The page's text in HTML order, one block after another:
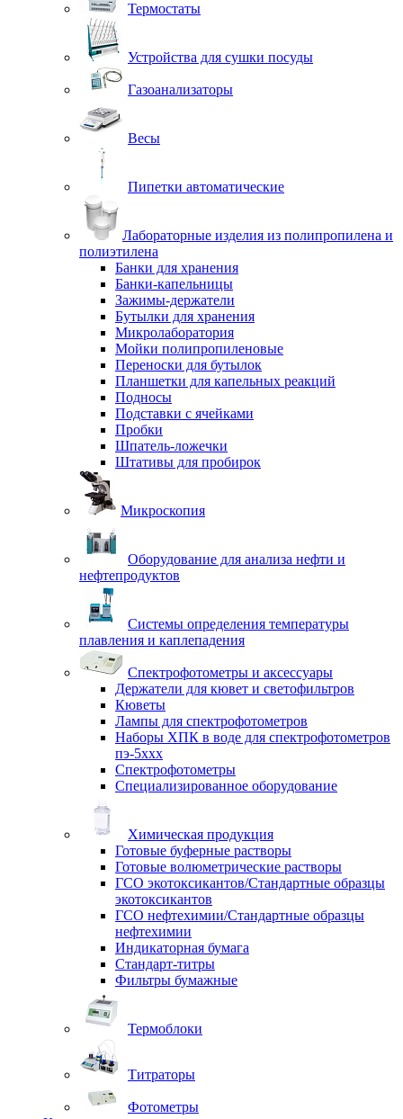
Термостаты
Устройства для сушки посуды
Газоанализаторы
Весы
Пипетки автоматические
Лабораторные изделия из полипропилена и
полиэтилена
Банки для хранения
Банки-капельницы
Зажимы-держатели
Бутылки для хранения
Микролаборатория
Мойки полипропиленовые
Переноски для бутылок
Планшетки для капельных реакций
Подносы
Подставки с ячейками
Пробки
Шпатель-ложечки
Штативы для пробирок
Микроскопия
Оборудование для анализа нефти и
нефтепродуктов
Системы определения температуры
плавления и каплепадения
Спектрофотометры и аксессуары
Держатели для кювет и светофильтров
Кюветы
Лампы для спектрофотометров
Наборы ХПК в воде для спектрофотометров
пэ-5ххх
Спектрофотометры
Специализированное оборудование
Химическая продукция
Готовые буферные растворы
Готовые волюметрические растворы
ГСО экотоксикантов/Стандартные образцы
экотоксикантов
ГСО нефтехимии/Стандартные образцы
нефтехимии
Индикаторная бумага
Стандарт-титры
Фильтры бумажные
Термоблоки
Титраторы
Фотометры